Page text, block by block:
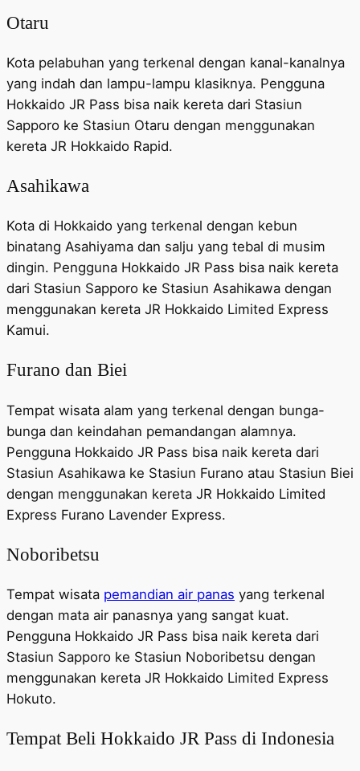
Otaru
Kota pelabuhan yang terkenal dengan kanal-kanalnya
yang indah dan lampu-lampu klasiknya. Pengguna
Hokkaido JR Pass bisa naik kereta dari Stasiun
Sapporo ke Stasiun Otaru dengan menggunakan
kereta JR Hokkaido Rapid.
Asahikawa
Kota di Hokkaido yang terkenal dengan kebun
binatang Asahiyama dan salju yang tebal di musim
dingin. Pengguna Hokkaido JR Pass bisa naik kereta
dari Stasiun Sapporo ke Stasiun Asahikawa dengan
menggunakan kereta JR Hokkaido Limited Express
Kamui.
Furano dan Biei
Tempat wisata alam yang terkenal dengan bunga-
bunga dan keindahan pemandangan alamnya.
Pengguna Hokkaido JR Pass bisa naik kereta dari
Stasiun Asahikawa ke Stasiun Furano atau Stasiun Biei
dengan menggunakan kereta JR Hokkaido Limited
Express Furano Lavender Express.
Noboribetsu
Tempat wisata pemandian air panas yang terkenal
dengan mata air panasnya yang sangat kuat.
Pengguna Hokkaido JR Pass bisa naik kereta dari
Stasiun Sapporo ke Stasiun Noboribetsu dengan
menggunakan kereta JR Hokkaido Limited Express
Hokuto.
Tempat Beli Hokkaido JR Pass di Indonesia